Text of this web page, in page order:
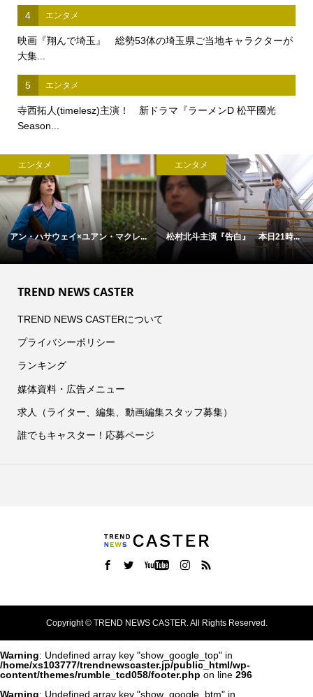
4 エンタメ
映画『翔んで埼玉』 総勢53体の埼玉県ご当地キャラクターが
大集...
5 エンタメ
寺西拓人(timelesz)主演！ 新ドラマ『ラーメンD 松平國光
Season...
エンタメ
アン・ハサウェイ×ユアン・マクレ...
エンタメ
松村北斗主演『告白』 本日21時...
TREND NEWS CASTER
TREND NEWS CASTERについて
プライバシーポリシー
ランキング
媒体資料・広告メニュー
求人（ライター、編集、動画編集スタッフ募集）
誰でもキャスター！応募ページ
Copyright ©TREND NEWS CASTER. All Rights Reserved.
Warning: Undefined array key "show_google_top" in
/home/xs103777/trendnewscaster.jp/public_html/wp-
content/themes/rumble_tcd058/footer.php on line 296
Warning: Undefined array key "show_google_btm" in